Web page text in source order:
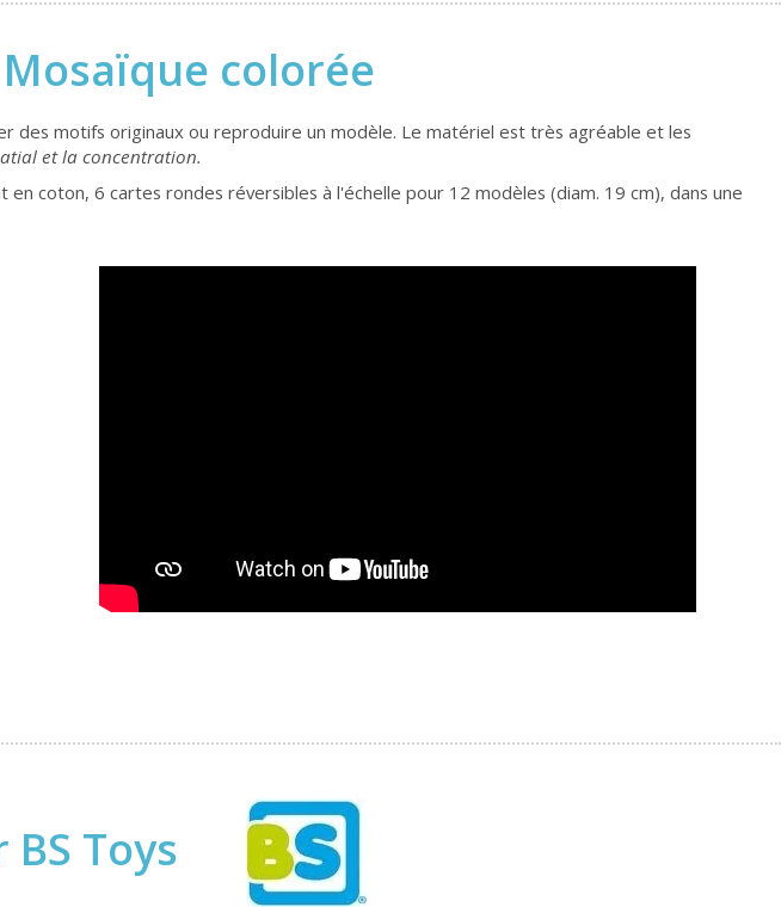
colorée
des motifs originaux ou reproduire un modèle. Le matériel est très agréable et les
et la concentration.
coton, 6 cartes rondes réversibles à l'échelle pour 12 modèles (diam. 19 cm), dans une
Toys